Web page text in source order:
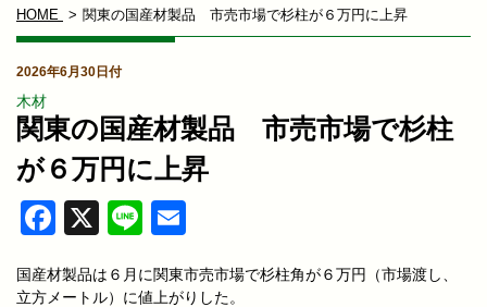
HOME 関東の国産材製品 市売市場で杉柱が６万円に上昇
2026年6月30日付
木材
関東の国産材製品 市売市場で杉柱
が６万円に上昇
Facebook
X Line
国産材製品は６月に関東市売市場で杉柱角が６万円（市場渡し、
立方メートル）に値上がりした。